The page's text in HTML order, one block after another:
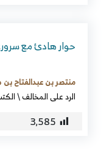
حوار هادئ مع
منتصر بن عبدالفتاح
الرد على المخالف\
3٬585